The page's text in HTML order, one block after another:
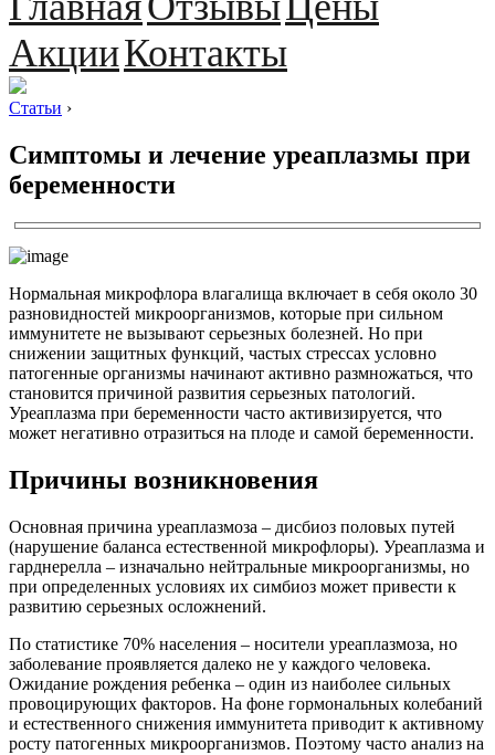
АкцииКонтакты
Статьи ›
Симптомы и лечение уреаплазмы при
беременности
Нормальная микрофлора влагалища включает в себя около 30
разновидностей микроорганизмов, которые при сильном
иммунитете не вызывают серьезных болезней. Но при
снижении защитных функций, частых стрессах условно
патогенные организмы начинают активно размножаться, что
становится причиной развития серьезных патологий.
Уреаплазма при беременности часто активизируется, что
может негативно отразиться на плоде и самой беременности.
Причины возникновения
Основная причина уреаплазмоза – дисбиоз половых путей
(нарушение баланса естественной микрофлоры). Уреаплазма и
гарднерелла – изначально нейтральные микроорганизмы, но
при определенных условиях их симбиоз может привести к
развитию серьезных осложнений.
По статистике 70% населения – носители уреаплазмоза, но
заболевание проявляется далеко не у каждого человека.
Ожидание рождения ребенка – один из наиболее сильных
провоцирующих факторов. На фоне гормональных колебаний
и естественного снижения иммунитета приводит к активному
росту патогенных микроорганизмов. Поэтому часто анализ на